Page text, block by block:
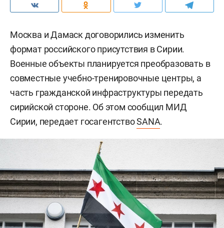
Москва и Дамаск договорились изменить
формат российского присутствия в Сирии.
Военные объекты планируется преобразовать в
совместные учебно-тренировочные центры, а
часть гражданской инфраструктуры передать
сирийской стороне. Об этом сообщил МИД
Сирии, передает госагентствоSANA.